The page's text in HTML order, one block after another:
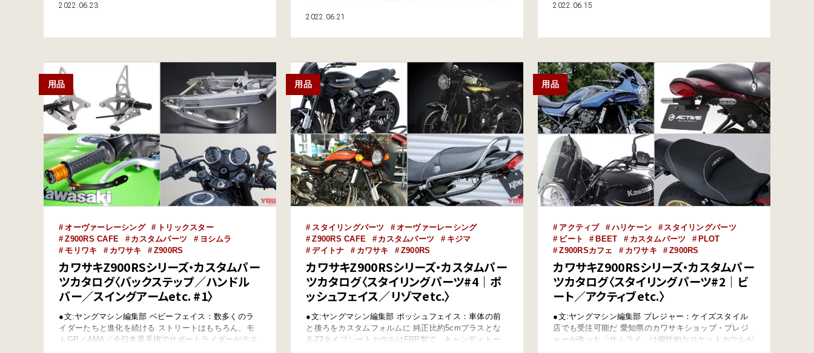
キットもある。ブレーキまわりについては、ゲイルスピ
2022.06.23
標準装備のオーリンズサスペンションにはない車高調整
2022.06.21
をアップし、転倒時の損傷を最小限に抑える設計だ。上
2022.06.15
用品
オーヴァーレーシング
トリックスター
Z900RS CAFE
カスタムパーツ
ヨシムラ
モリワキ
カワサキ Z900RS
カワサキZ900RSシリーズ・カスタムパー
ツカタログ〈バックステップ／ハンドル
バー／スイングアームetc. #1〉
●文:ヤングマシン編集部 ベビーフェイス：数多くのラ
イダーたちと進化を続ける ストリートはもちろん、モ
トGP／AMA／全日本選手権でサポートライダーがテス
用品
スタイリングパーツ
オーヴァーレーシング
Z900RS CAFE
カスタムパーツ
キジマ
デイトナ
カワサキ Z900RS
カワサキZ900RSシリーズ・カスタムパー
ツカタログ〈スタイリングパーツ#4｜ポ
ッシュフェイス／リゾマetc.〉
●文:ヤングマシン編集部 ポッシュフェイス：車体の前
と後ろをカスタムフォルムに 純正比約5cmプラスとな
るZ2タイプシートカウルはFRP製で、キャンディトー
用品
アクティブ ハリケーン
スタイリングパーツ
ビート
BEET カスタムパーツ
PLOT
Z900RSカフェ
カワサキ Z900RS
カワサキZ900RSシリーズ・カスタムパー
ツカタログ〈スタイリングパーツ#2｜ビ
ート／アクティブetc.〉
●文:ヤングマシン編集部 プレジャー：ケイズスタイル
店でも受注可能だ 愛知県のカワサキショップ・プレジ
ャーが作った「サムライ」は個性的なロケットカウルが